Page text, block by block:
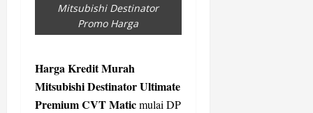
Mitsubishi Destinator
Promo Harga
Harga Kredit Murah
Mitsubishi Destinator Ultimate
Premium CVT Maticmulai DP